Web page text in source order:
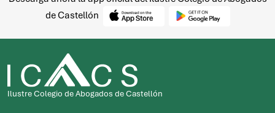
Descarga ahora la app oficial del Ilustre Colegio de Abogados